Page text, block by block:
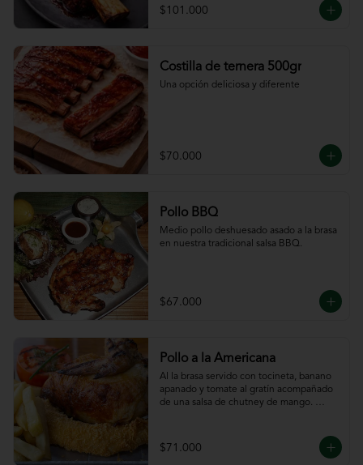
$101.000
Costilla de ternera 500gr
Una opción deliciosa y diferente
$70.000
Pollo BBQ
Medio pollo deshuesado asado a la brasa
en nuestra tradicional salsa BBQ.
$67.000
Pollo a la Americana
Al la brasa servido con tocineta, banano
apanado y tomate al gratín acompañado
de una salsa de chutney de mango.
$71.000